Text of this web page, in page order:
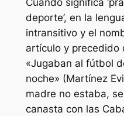
Cuando significa
deporte’, en la
intransitivo y el
artículo y precedido
«Jugaban al fútbol
noche» (Martínez
madre no estaba,
canasta con las